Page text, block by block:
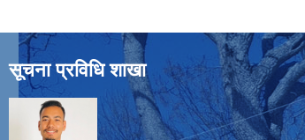
सूचना प्रविधि शाखा